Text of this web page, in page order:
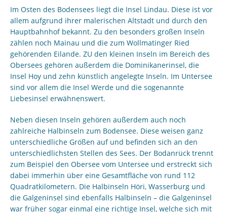
Im Osten des Bodensees liegt die Insel Lindau. Diese ist vor
allem aufgrund ihrer malerischen Altstadt und durch den
Hauptbahnhof bekannt. Zu den besonders großen Inseln
zählen noch Mainau und die zum Wollmatinger Ried
gehörenden Eilande. ZU den kleinen Inseln im Bereich des
Obersees gehören außerdem die Dominikanerinsel, die
Insel Hoy und zehn künstlich angelegte Inseln. Im Untersee
sind vor allem die Insel Werde und die sogenannte
Liebesinsel erwähnenswert.
Neben diesen Inseln gehören außerdem auch noch
zahlreiche Halbinseln zum Bodensee. Diese weisen ganz
unterschiedliche Größen auf und befinden sich an den
unterschiedlichsten Stellen des Sees. Der Bodanrück trennt
zum Beispiel den Obersee vom Untersee und erstreckt sich
dabei immerhin über eine Gesamtfläche von rund 112
Quadratkilometern. Die Halbinseln Höri, Wasserburg und
die Galgeninsel sind ebenfalls Halbinseln – die Galgeninsel
war früher sogar einmal eine richtige Insel, welche sich mit